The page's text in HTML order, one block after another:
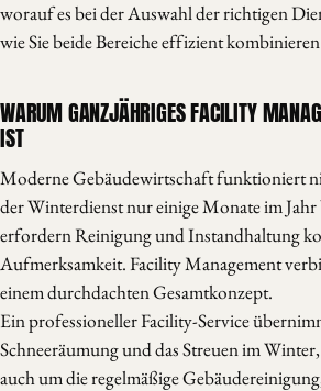
worauf es bei der Auswahl der richtigen
wie Sie beide Bereiche effizient
WARUM GANZJÄHRIGES FACILITY
IST
Moderne Gebäudewirtschaft funktioniert
der Winterdienst nur einige Monate im
erfordern Reinigung und Instandhaltung
Aufmerksamkeit. Facility Management
einem durchdachten Gesamtkonzept.
Ein professioneller Facility-Service
Schneeräumung und das Streuen im
auch um die regelmäßige